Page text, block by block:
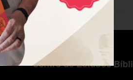
Centro de Estudos